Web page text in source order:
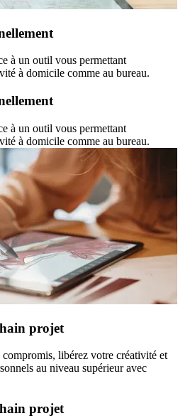
à un outil vous permettant
à domicile comme au bureau.
à un outil vous permettant
à domicile comme au bureau.
projet
libérez votre créativité et
au niveau supérieur avec
projet